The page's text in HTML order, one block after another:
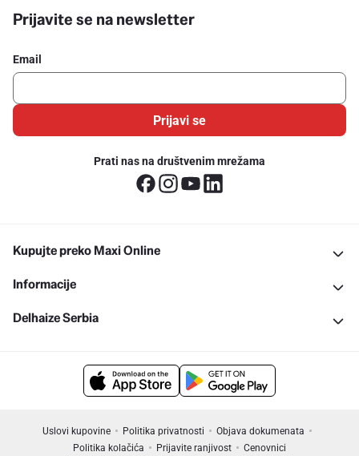
Prijavite se na newsletter
Email
Prijavi se
Prati nas na društvenim mrežama
Kupujte preko Maxi Online
Informacije
Delhaize Serbia
Uslovi kupovine Politika privatnosti
Objava dokumenata
Politika kolačića
Prijavite ranjivost
Cenovnici